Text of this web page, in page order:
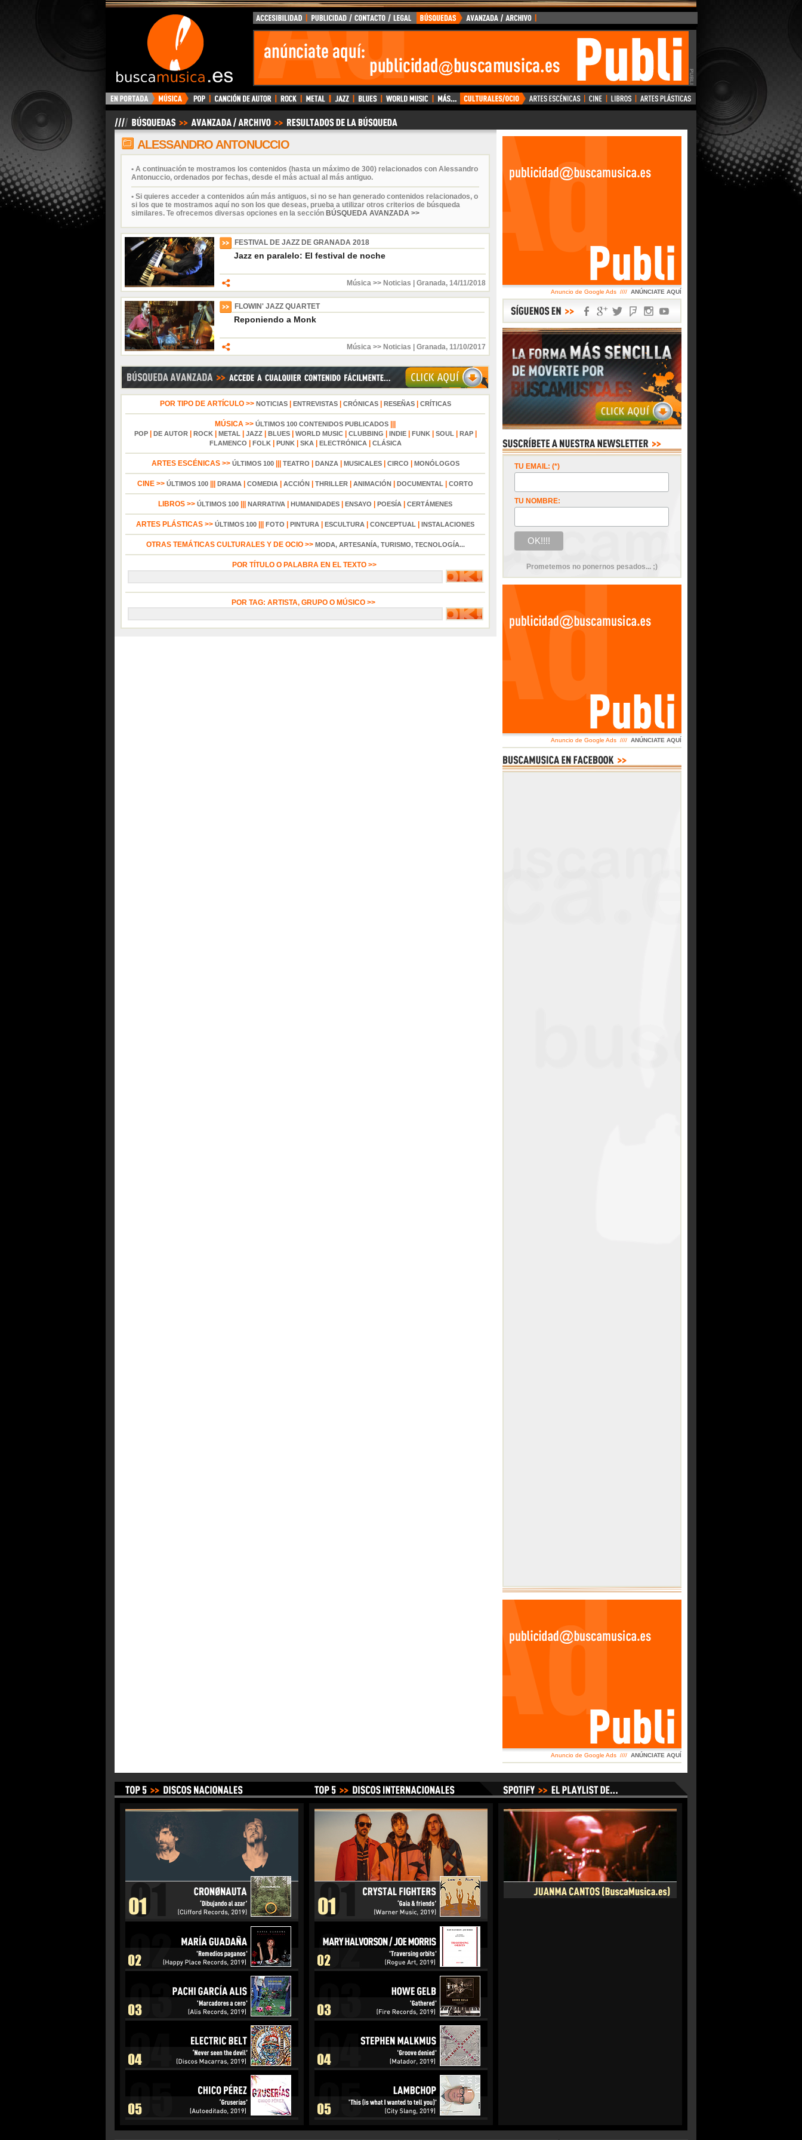
BuscaMusica.es
ALESSANDRO ANTONUCCIO
• A continuación te mostramos los contenidos (hasta un máximo de 300) relacionados con Alessandro
Antonuccio, ordenados por fechas, desde el más actual al más antiguo.
• Si quieres acceder a contenidos aún más antiguos, si no se han generado contenidos relacionados, o
si los que te mostramos aquí no son los que deseas, prueba a utilizar otros criterios de búsqueda
similares. Te ofrecemos diversas opciones en la sección BÚSQUEDA AVANZADA >>
FESTIVAL DE JAZZ DE GRANADA 2018
Jazz en paralelo: El festival de noche
Música >> Noticias Granada, 14/11/2018
FLOWIN' JAZZ QUARTET
Reponiendo a Monk
Música >> Noticias Granada, 11/10/2017
POR TIPO DE ARTÍCULO >> NOTICIAS| ENTREVISTAS| CRÓNICAS| RESEÑAS| CRÍTICAS
MÚSICA >> ÚLTIMOS 100 CONTENIDOS PUBLICADOS
POP| DE AUTOR| ROCK| METAL| JAZZ| BLUES| WORLD MUSIC| CLUBBING INDIE| FUNK| SOUL| RAP|
FLAMENCO FOLK| PUNK| SKA| ELECTRÓNICA| CLÁSICA
ARTES ESCÉNICAS >> ÚLTIMOS 100||| TEATRO DANZA| MUSICALES| CIRCO MONÓLOGOS
CINE >> ÚLTIMOS 100 DRAMA COMEDIA ACCIÓN THRILLER ANIMACIÓN DOCUMENTAL CORTO
LIBROS >> ÚLTIMOS 100 NARRATIVA HUMANIDADES ENSAYO POESÍA CERTÁMENES
ARTES PLÁSTICAS >> ÚLTIMOS 100 FOTO PINTURA ESCULTURA CONCEPTUAL INSTALACIONES
OTRAS TEMÁTICAS CULTURALES Y DE OCIO >> MODA, ARTESANÍA, TURISMO, TECNOLOGÍA...
POR TÍTULO O PALABRA EN EL TEXTO >>
POR TAG: ARTISTA, GRUPO O MÚSICO >>
Anuncio de Google Ads //// ANÚNCIATE AQUÍ
TU EMAIL: (*)
TU NOMBRE:
Prometemos no ponernos pesados... ;)
Anuncio de Google Ads //// ANÚNCIATE AQUÍ
Anuncio de Google Ads //// ANÚNCIATE AQUÍ